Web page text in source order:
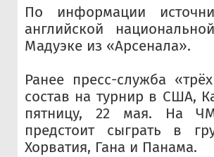
По информации
английской
Мадуэке из «Арсенала».
Ранее пресс-служба
состав на турнир в США,
пятницу, 22 мая. На
предстоит сыграть в
Хорватия, Гана и Панама.